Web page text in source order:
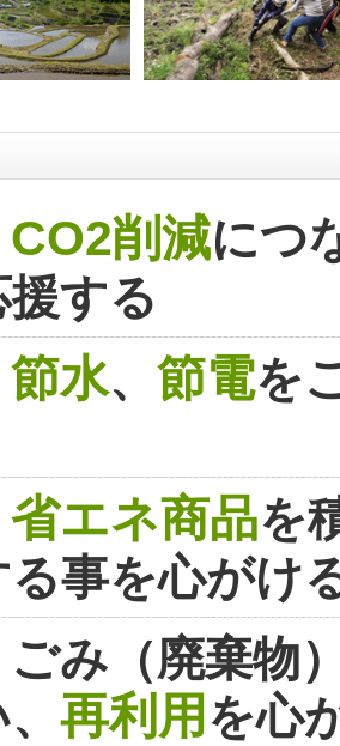
CO2削減につ
援する
節水、 節電を
省エネ商品を
る事を心がけ
ごみ（廃棄物
再利用を心